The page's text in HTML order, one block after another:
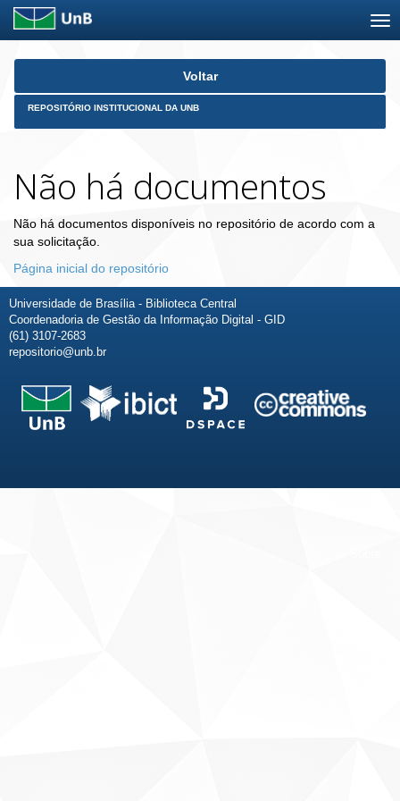
Skip
Voltar
REPOSITÓRIO INSTITUCIONAL DA UNB
Não há documentos
Não há documentos disponíveis no repositório de acordo com a
sua solicitação.
Página inicial do repositório
Universidade de Brasília - Biblioteca Central
Coordenadoria de Gestão da Informação Digital - GID
(61) 3107-2683
repositorio@unb.br